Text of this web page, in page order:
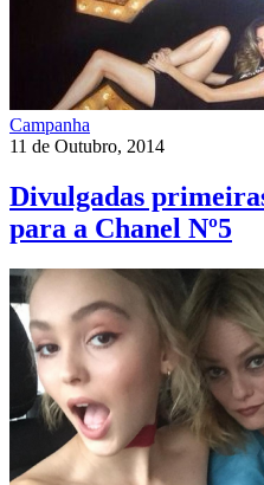
Campanha
11 de Outubro, 2014
Divulgadas
para a Chanel Nº5